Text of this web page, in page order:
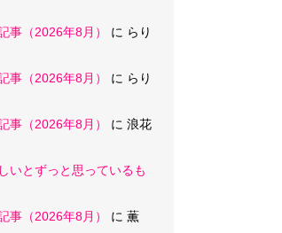
事（2026年8月）
に らり
事（2026年8月）
に らり
事（2026年8月）
に 浪花
いとずっと思っているも
事（2026年8月）
に 薫